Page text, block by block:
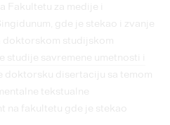
Fakulte­tu za medije i
gde je stekao i zvanje
studijskom
studije savremene umetnosti i
doktorsku disertaciju sa temom
tekstualne
na fakultetu gde je stekao